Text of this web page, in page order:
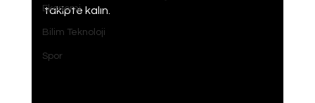
Ekonomi
Bilim Teknoloji
Spor
takipte kalın.